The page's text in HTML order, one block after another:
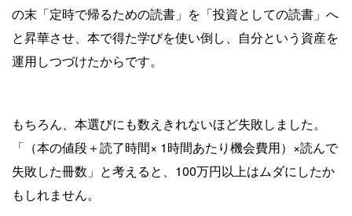
の末「定時で帰るための読書」を「投資としての読書」へ
と昇華させ、本で得た学びを使い倒し、自分という資産を
運用しつづけたからです。
もちろん、本選びにも数えきれないほど失敗しました。
「（本の値段＋読了時間× 1時間あたり機会費用）×読んで
失敗した冊数」と考えると、100万円以上はムダにしたか
もしれません。